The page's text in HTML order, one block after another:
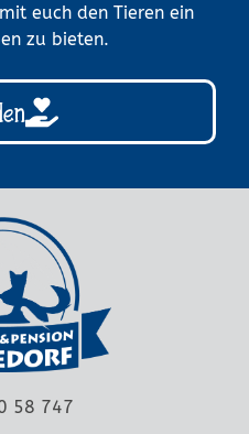
euch den Tieren ein
zu bieten.
58 747